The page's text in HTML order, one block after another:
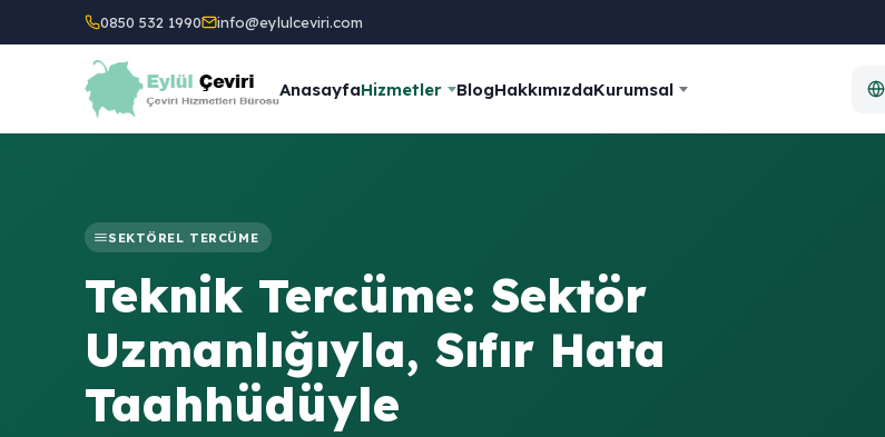
0850 532 1990 info@eylulceviri.com
AnasayfaHizmetler BlogHakkımızdaKurumsal
SEKTÖREL TERCÜME
Teknik Tercüme: Sektör
Uzmanlığıyla, Sıfır Hata
Taahhüdüyle